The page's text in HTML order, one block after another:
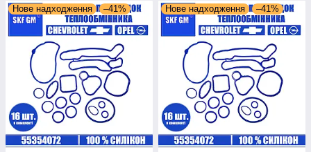
Нове надходження –41% Нове надходження –41%